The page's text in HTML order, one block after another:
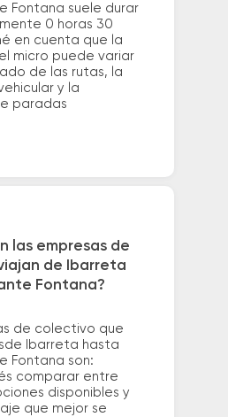
Fontana suele durar
0 horas 30
en cuenta que la
micro puede variar
de las rutas, la
y la
paradas
las empresas de
de Ibarreta
Fontana?
de colectivo que
Ibarreta hasta
Fontana son:
comparar entre
disponibles y
que mejor se